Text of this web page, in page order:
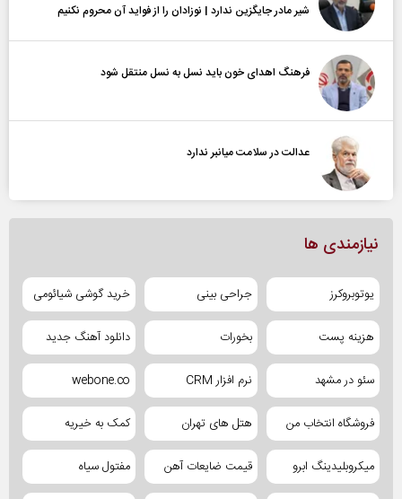
شیر مادر جایگزین ندارد | نوزادان را از فواید آن محروم نکنیم
فرهنگ اهدای خون باید نسل به نسل منتقل شود
عدالت در سلامت میانبر ندارد
نیازمندی ها
یوتوبروکرز جراحی بینی خرید گوشی شیائومی
هزینه پست بخورات دانلود آهنگ جدید
سئو در مشهد نرم افزار CRM webone.co
فروشگاه انتخاب من هتل های تهران کمک به خیریه
میکروبلیدینگ ابرو قیمت ضایعات آهن مفتول سیاه